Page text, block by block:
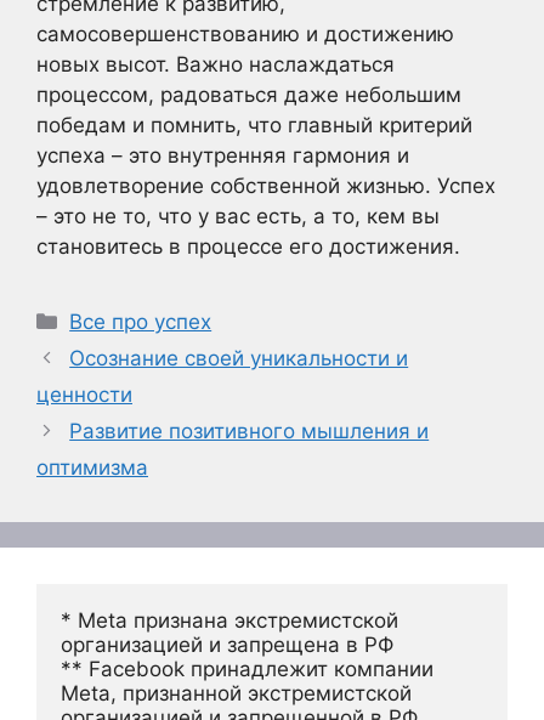
самосовершенствованию и достижению
новых высот. Важно наслаждаться
процессом, радоваться даже небольшим
победам и помнить, что главный критерий
успеха – это внутренняя гармония и
удовлетворение собственной жизнью. Успех
– это не то, что у вас есть, а то, кем вы
становитесь в процессе его достижения.
Рубрики
Все про успех
Осознание своей уникальности и
ценности
Развитие позитивного мышления и
оптимизма
* Meta признана экстремистской
организацией и запрещена в РФ
** Facebook принадлежит компании
Meta, признанной экстремистской